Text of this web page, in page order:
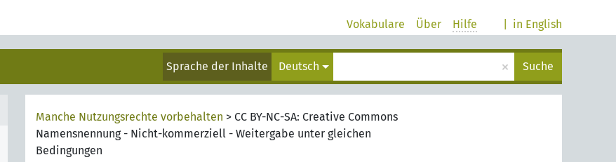
in English
Vokabulare Über Hilfe
Sprache der Inhalte Deutsch × Suche
Manche Nutzungsrechte vorbehalten > CC BY-NC-SA: Creative Commons
Namensnennung - Nicht-kommerziell - Weitergabe unter gleichen
Bedingungen